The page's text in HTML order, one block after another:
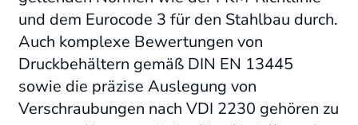
und dem Eurocode 3 für den Stahlbau durch.
Auch komplexe Bewertungen von
Druckbehältern gemäß DIN EN 13445
sowie die präzise Auslegung von
Verschraubungen nach VDI 2230 gehören zu